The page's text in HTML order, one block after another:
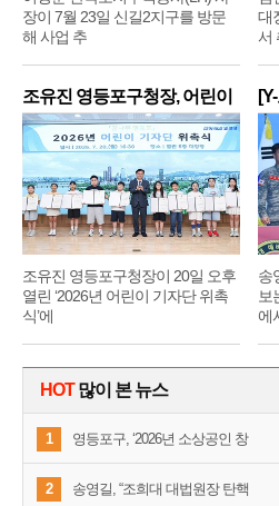
장이 7월 23일 신길2지구를 방문
해 사업 추
대
서
조유진 영등포구청장, 어린이
기
조유진 영등포구청장이 20일 오후
열린 ‘2026년 어린이 기자단 위촉
식’에
순
송
보
에
HOT많이 본 뉴스
1 영등포구, ‘2026년 소상공인 창
2 송영길, “조희대 대법원장 탄핵